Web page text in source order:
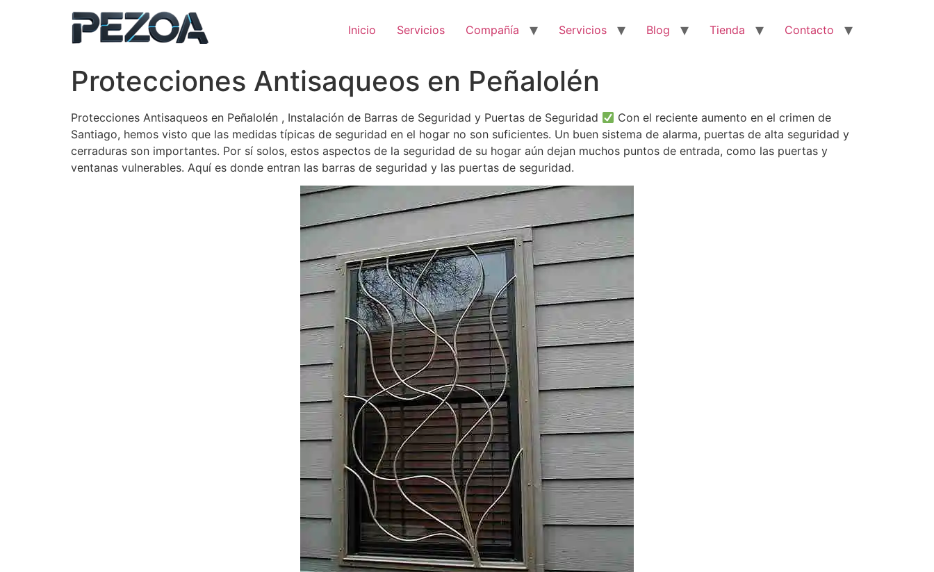
Inicio Servicios Compañía Servicios Blog Tienda Contacto
Protecciones Antisaqueos en Peñalolén
Protecciones Antisaqueos en Peñalolén , Instalación de Barras de Seguridad y Puertas de Seguridad
Con el reciente aumento en el crimen de
Santiago, hemos visto que las medidas típicas de seguridad en el hogar no son suficientes. Un buen sistema de alarma, puertas de alta seguridad y
cerraduras son importantes. Por sí solos, estos aspectos de la seguridad de su hogar aún dejan muchos puntos de entrada, como las puertas y
ventanas vulnerables. Aquí es donde entran las barras de seguridad y las puertas de seguridad.